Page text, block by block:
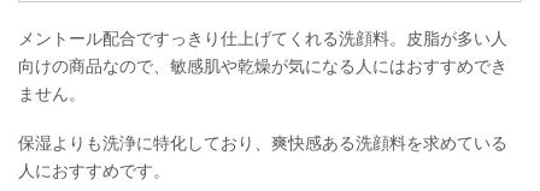
ー、ポリクオタニウム-7、BG、EDTA-2Na、エチドロン酸、香料、緑3
メントール配合ですっきり仕上げてくれる洗顔料。皮脂が多い人
向けの商品なので、敏感肌や乾燥が気になる人にはおすすめでき
ません。
保湿よりも洗浄に特化しており、爽快感ある洗顔料を求めている
人におすすめです。